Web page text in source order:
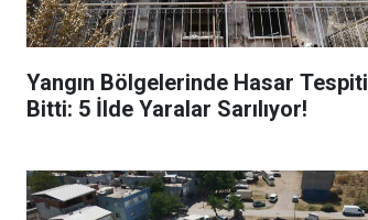
Yangın Bölgelerinde Hasar Tespiti
Bitti: 5 İlde Yaralar Sarılıyor!